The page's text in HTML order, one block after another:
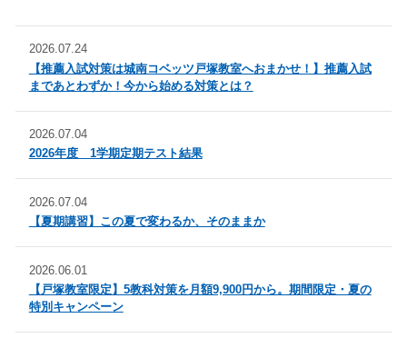
2026.07.24
【推薦入試対策は城南コベッツ戸塚教室へおまかせ！】推薦入試
まであとわずか！今から始める対策とは？
2026.07.04
2026年度 1学期定期テスト結果
2026.07.04
【夏期講習】この夏で変わるか、そのままか
2026.06.01
【戸塚教室限定】5教科対策を月額9,900円から。期間限定・夏の
特別キャンペーン